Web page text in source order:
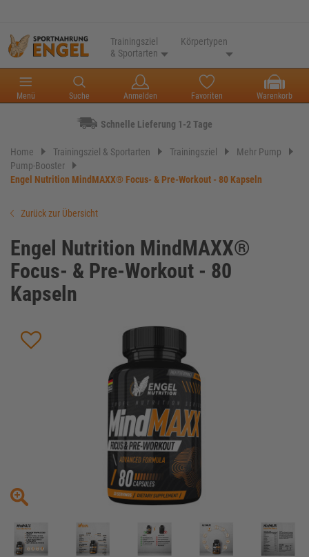
Trainingsziel
& Sportarten
Körpertypen
Menü Suche Anmelden Favoriten Warenkorb
Schnelle Lieferung 1-2 Tage
Home Trainingsziel & Sportarten Trainingsziel
Mehr Pump
Pump-Booster
Engel Nutrition MindMAXX® Focus- & Pre-Workout - 80 Kapseln
Zurück zur Übersicht
Engel Nutrition MindMAXX®
Focus- & Pre-Workout - 80
Kapseln